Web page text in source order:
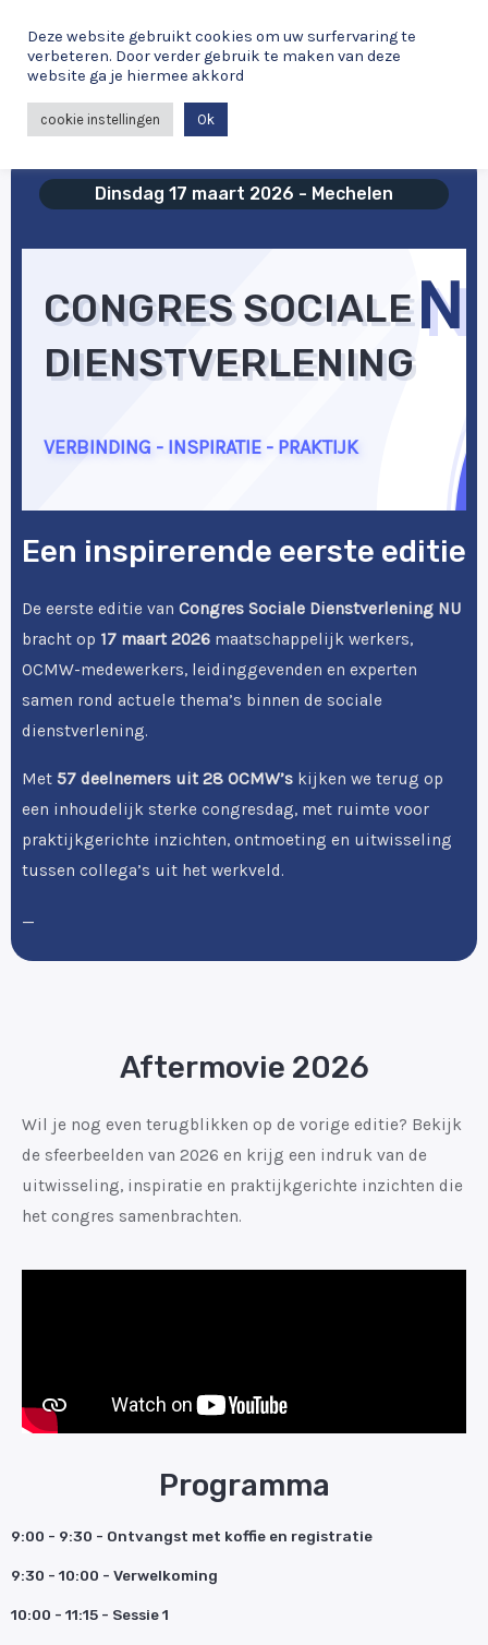
naar
inhoud
Dinsdag 17 maart 2026 - Mechelen
CONGRES SOCIALE
DIENSTVERLENING
VERBINDING - INSPIRATIE - PRAKTIJK
Een inspirerende eerste editie
De eerste editie van Congres Sociale Dienstverlening NU
bracht op 17 maart 2026 maatschappelijk werkers,
OCMW-medewerkers, leidinggevenden en experten
samen rond actuele thema’s binnen de sociale
dienstverlening.
Met 57 deelnemers uit 28 OCMW’s kijken we terug op
een inhoudelijk sterke congresdag, met ruimte voor
praktijkgerichte inzichten, ontmoeting en uitwisseling
tussen collega’s uit het werkveld.
_
Aftermovie 2026
Wil je nog even terugblikken op de vorige editie? Bekijk
de sfeerbeelden van 2026 en krijg een indruk van de
uitwisseling, inspiratie en praktijkgerichte inzichten die
het congres samenbrachten.
Programma
9:00 - 9:30 - Ontvangst met koffie en registratie
9:30 - 10:00 - Verwelkoming
10:00 - 11:15 - Sessie 1
Deze website gebruikt cookies om uw surfervaring te
verbeteren. Door verder gebruik te maken van deze
website ga je hiermee akkord
cookie instellingen Ok